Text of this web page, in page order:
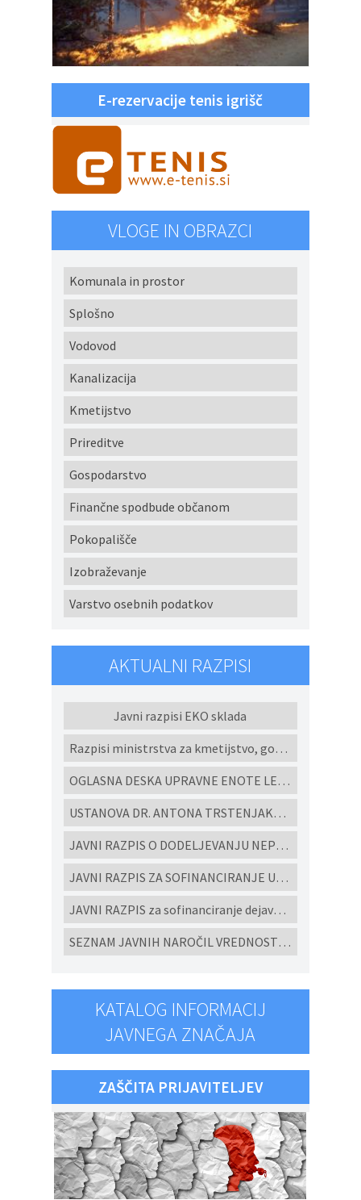
E-rezervacije tenis igrišč
VLOGE IN OBRAZCI
Komunala in prostor
Splošno
Vodovod
Kanalizacija
Kmetijstvo
Prireditve
Gospodarstvo
Finančne spodbude občanom
Pokopališče
Izobraževanje
Varstvo osebnih podatkov
AKTUALNI RAZPISI
Javni razpisi EKO sklada
Razpisi ministrstva za kmetijstvo, gozdarstvo in prehrano
OGLASNA DESKA UPRAVNE ENOTE LENART
USTANOVA DR. ANTONA TRSTENJAKA - Razpisi za študijske programe in projekte 2022
JAVNI RAZPIS O DODELJEVANJU NEPOVRATNIH FINANČNIH SREDSTEV ZA IZGRADNJO MALIH KOMUNALNIH ČISTILNIH NAPRAV IN HIŠNIH PREČRPALIŠČ V OBČINI CERKVENJAK V LETU 2026
JAVNI RAZPIS ZA SOFINANCIRANJE UKREPOV POSPEŠEVANJA IN SPODBUJANJE RAZVOJA MALEGA GOSPODARSTVA V OBČINI CERKVENJAK ZA LETO 2026
JAVNI RAZPIS za sofinanciranje dejavnosti ljubiteljske kulture, javnih kulturnih programov in javnih kulturnih prireditev in projektov v Občini Cerkvenjak za leto 2026
SEZNAM JAVNIH NAROČIL VREDNOSTI NAD 10.000 eur brez DDV ODDANIH PO EVIDENČNEM POSTOPKU V SKLADU ZJN-3 za leto 2025
KATALOG INFORMACIJ
JAVNEGA ZNAČAJA
ZAŠČITA PRIJAVITELJEV